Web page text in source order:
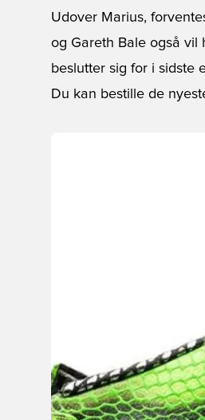
Udover Marius,
og Gareth Bale også vil
beslutter sig for i sidste
Du kan bestille de